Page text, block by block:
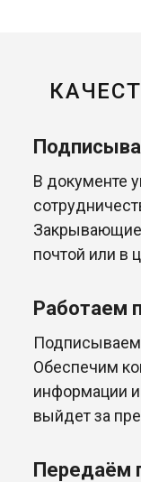
В документе
почтой или в
Работаем
Подписываем
Обеспечим
информации и
выйдет за
Передаём